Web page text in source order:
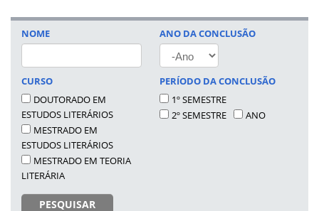
NOME
CURSO
DOUTORADO EM
ESTUDOS LITERÁRIOS
MESTRADO EM
ESTUDOS LITERÁRIOS
MESTRADO EM TEORIA
LITERÁRIA
PESQUISAR
ANO DA CONCLUSÃO
ANO
PERÍODO DA CONCLUSÃO
1º SEMESTRE
2º SEMESTRE
ANO